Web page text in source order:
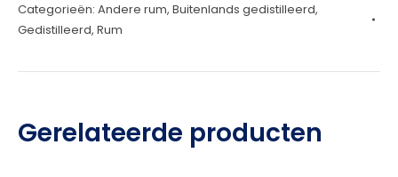
Categorieën: Andere rum, Buitenlands gedistilleerd,
Gedistilleerd, Rum
Gerelateerde producten